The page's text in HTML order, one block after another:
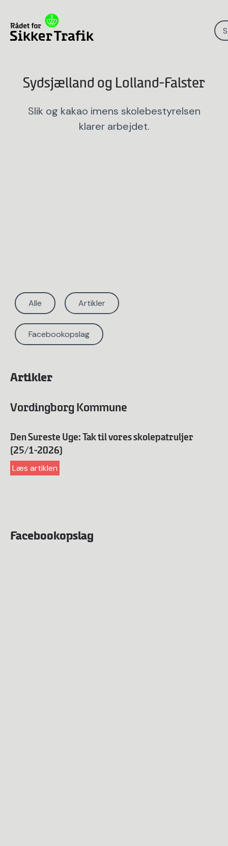
Sydsjælland og Lolland-Falster
Slik og kakao imens skolebestyrelsen
klarer arbejdet.
Alle Artikler
Facebookopslag
Artikler
Vordingborg Kommune
Den Sureste Uge: Tak til vores skolepatruljer
(25/1-2026)
Læs artiklen
Facebookopslag